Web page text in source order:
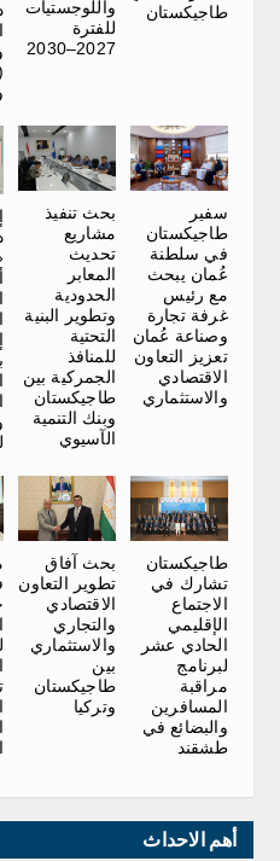
طاجيكستان
واللوجستيات
للفترة
2027–2030
سفير
طاجيكستان
في سلطنة
عُمان يبحث
مع رئيس
غرفة تجارة
وصناعة عُمان
تعزيز التعاون
الاقتصادي
والاستثماري
بحث تنفيذ
مشاريع
تحديث
المعابر
الحدودية
وتطوير البنية
التحتية
للمنافذ
الجمركية بين
طاجيكستان
وبنك التنمية
الآسيوي
طاجيكستان
تشارك في
الاجتماع
الإقليمي
الحادي عشر
لبرنامج
مراقبة
المسافرين
والبضائع في
طشقند
بحث آفاق
تطوير التعاون
الاقتصادي
والتجاري
والاستثماري
بين
طاجيكستان
وتركيا
أهم الاحداث